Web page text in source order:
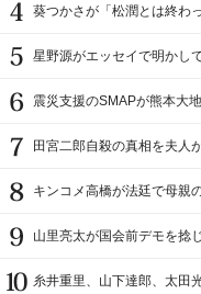
葵つかさが「松潤とは終わ
星野源がエッセイで明かし
震災支援のSMAPが熊本大
田宮二郎自殺の真相を夫人
キンコメ高橋が法廷で母親
山里亮太が国会前デモを捻
糸井重里、山下達郎、太田